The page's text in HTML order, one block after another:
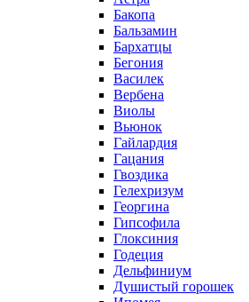
Бакопа
Бальзамин
Бархатцы
Бегония
Василек
Вербена
Виолы
Вьюнок
Гайлардия
Гацания
Гвоздика
Гелехризум
Георгина
Гипсофила
Глоксиния
Годеция
Дельфиниум
Душистый горошек